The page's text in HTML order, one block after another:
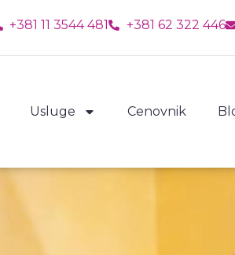
+381 11 3544 481 +381 62 322 446
Usluge Cenovnik